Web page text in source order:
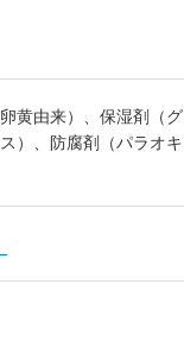
黄由来）、保湿剤（
）、防腐剤（パラオ